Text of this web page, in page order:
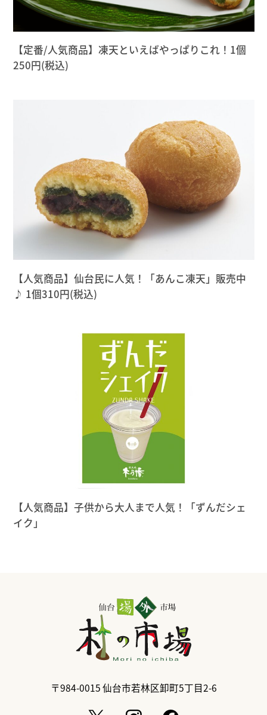
【定番/人気商品】凍天といえばやっぱりこれ！1個
250円(税込)
【人気商品】仙台民に人気！「あんこ凍天」販売中
♪ 1個310円(税込)
【人気商品】子供から大人まで人気！「ずんだシェ
イク」
〒984-0015仙台市若林区卸町5丁目2-6